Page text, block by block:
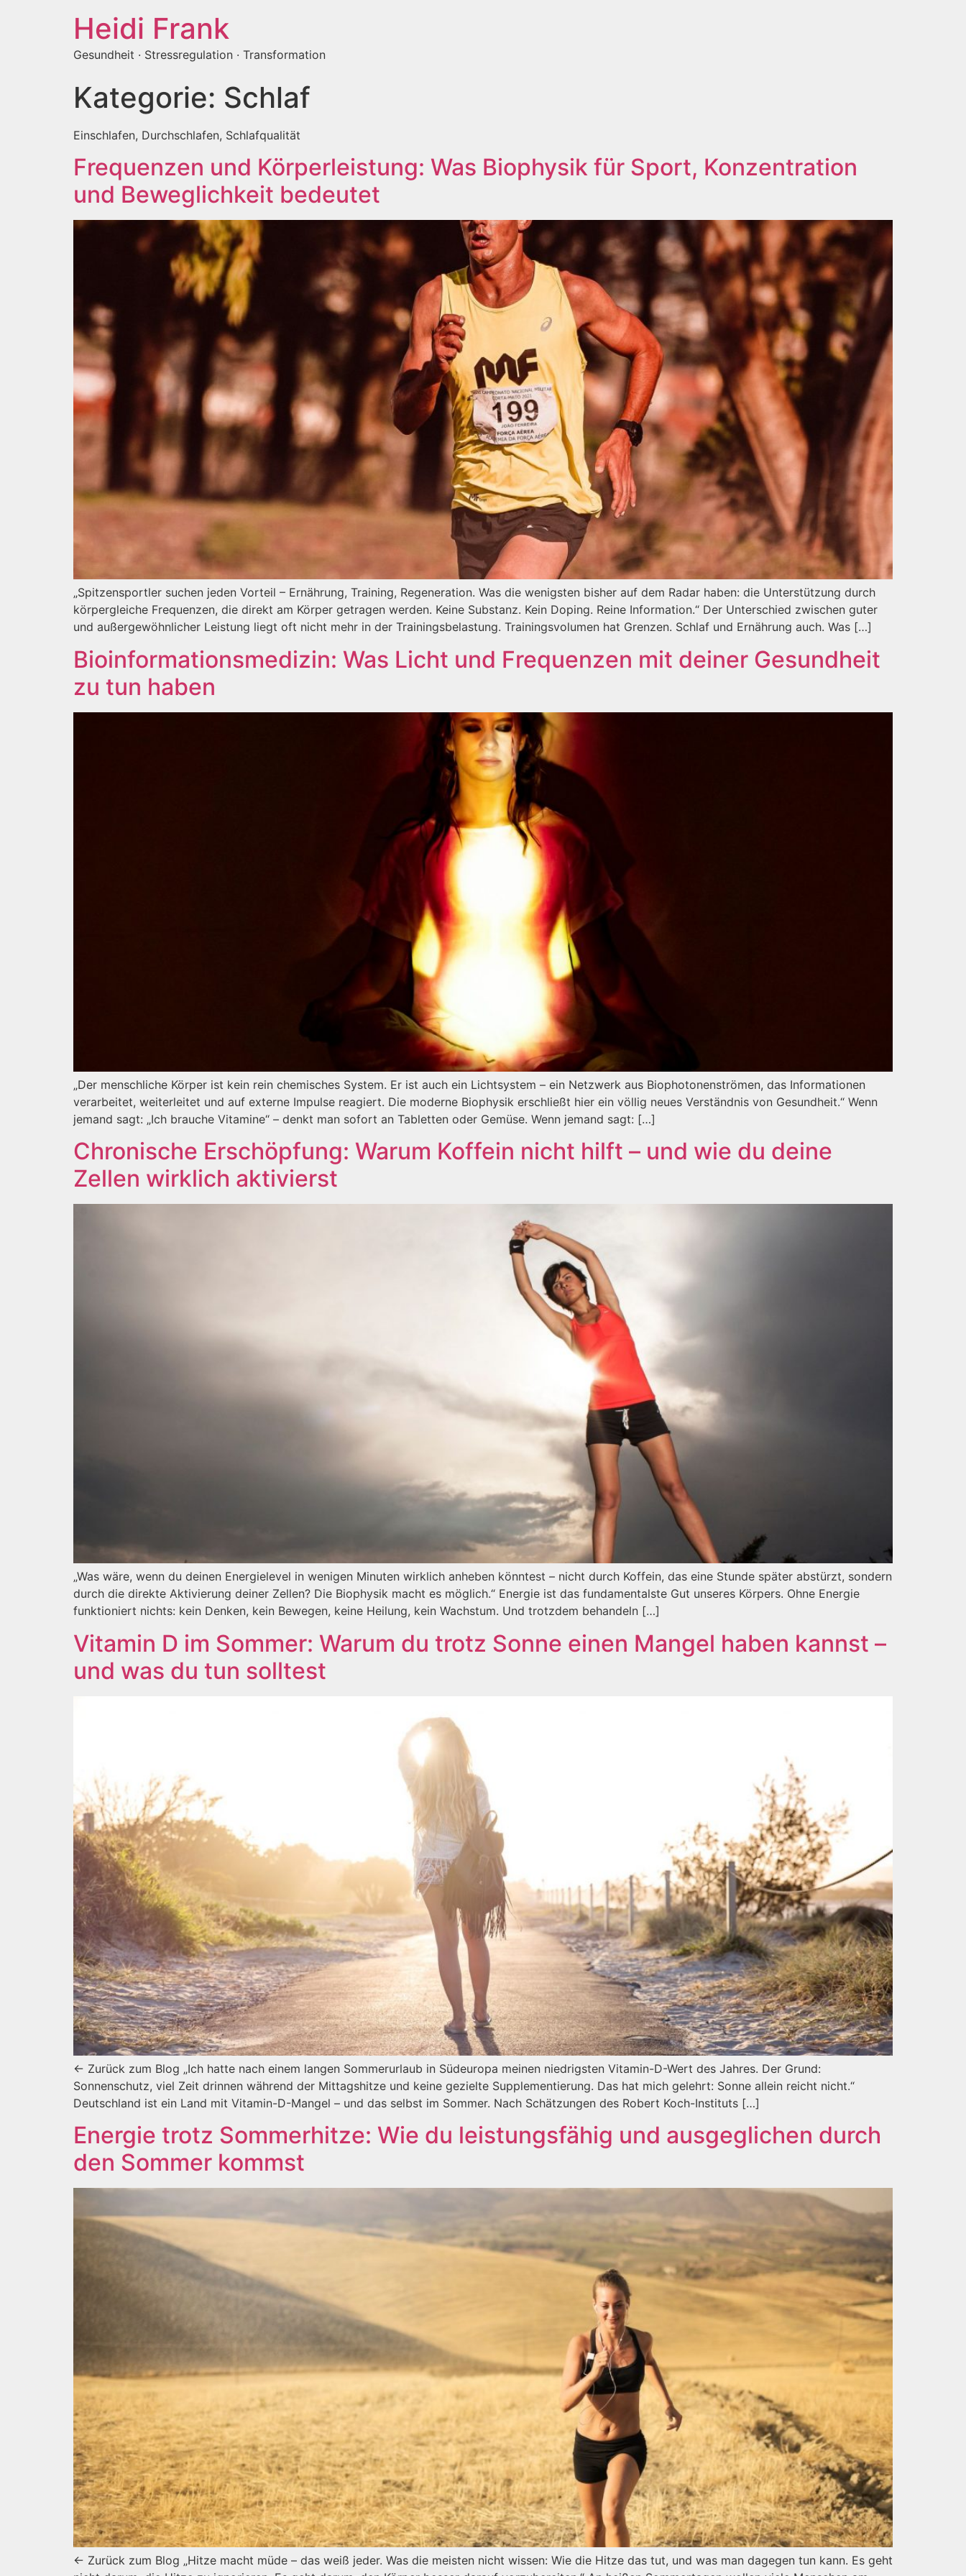
Heidi Frank
Gesundheit · Stressregulation · Transformation
Kategorie: Schlaf
Einschlafen, Durchschlafen, Schlafqualität
Frequenzen und Körperleistung: Was Biophysik für Sport, Konzentration
und Beweglichkeit bedeutet
„Spitzensportler suchen jeden Vorteil – Ernährung, Training, Regeneration. Was die wenigsten bisher auf dem Radar haben: die Unterstützung durch
körpergleiche Frequenzen, die direkt am Körper getragen werden. Keine Substanz. Kein Doping. Reine Information.“ Der Unterschied zwischen guter
und außergewöhnlicher Leistung liegt oft nicht mehr in der Trainingsbelastung. Trainingsvolumen hat Grenzen. Schlaf und Ernährung auch. Was […]
Bioinformationsmedizin: Was Licht und Frequenzen mit deiner Gesundheit
zu tun haben
„Der menschliche Körper ist kein rein chemisches System. Er ist auch ein Lichtsystem – ein Netzwerk aus Biophotonenströmen, das Informationen
verarbeitet, weiterleitet und auf externe Impulse reagiert. Die moderne Biophysik erschließt hier ein völlig neues Verständnis von Gesundheit.“ Wenn
jemand sagt: „Ich brauche Vitamine“ – denkt man sofort an Tabletten oder Gemüse. Wenn jemand sagt: […]
Chronische Erschöpfung: Warum Koffein nicht hilft – und wie du deine
Zellen wirklich aktivierst
„Was wäre, wenn du deinen Energielevel in wenigen Minuten wirklich anheben könntest – nicht durch Koffein, das eine Stunde später abstürzt, sondern
durch die direkte Aktivierung deiner Zellen? Die Biophysik macht es möglich.“ Energie ist das fundamentalste Gut unseres Körpers. Ohne Energie
funktioniert nichts: kein Denken, kein Bewegen, keine Heilung, kein Wachstum. Und trotzdem behandeln […]
Vitamin D im Sommer: Warum du trotz Sonne einen Mangel haben kannst –
und was du tun solltest
← Zurück zum Blog „Ich hatte nach einem langen Sommerurlaub in Südeuropa meinen niedrigsten Vitamin-D-Wert des Jahres. Der Grund:
Sonnenschutz, viel Zeit drinnen während der Mittagshitze und keine gezielte Supplementierung. Das hat mich gelehrt: Sonne allein reicht nicht.“
Deutschland ist ein Land mit Vitamin-D-Mangel – und das selbst im Sommer. Nach Schätzungen des Robert Koch-Instituts […]
Energie trotz Sommerhitze: Wie du leistungsfähig und ausgeglichen durch
den Sommer kommst
← Zurück zum Blog „Hitze macht müde – das weiß jeder. Was die meisten nicht wissen: Wie die Hitze das tut, und was man dagegen tun kann. Es geht